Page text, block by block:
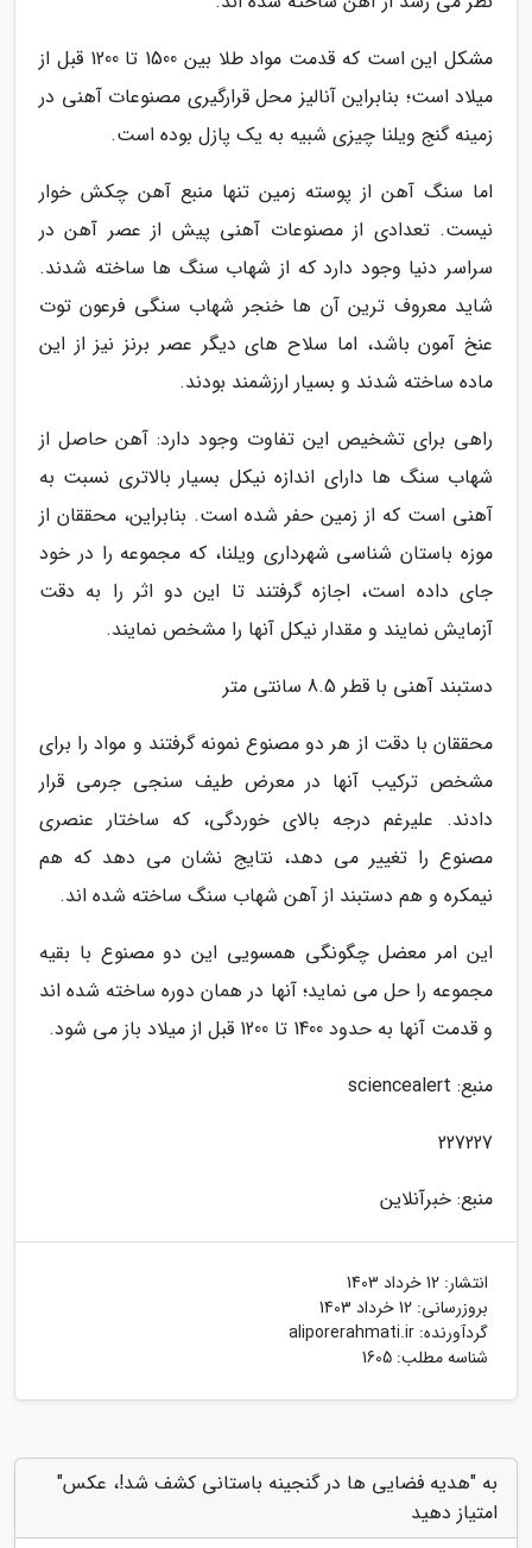
مشکل این است که قدمت مواد طلا بین 1500 تا 1200 قبل از
میلاد است؛ بنابراین آنالیز محل قرارگیری مصنوعات آهنی در
زمینه گنج ویلنا چیزی شبیه به یک پازل بوده است.
اما سنگ آهن از پوسته زمین تنها منبع آهن چکش خوار
نیست. تعدادی از مصنوعات آهنی پیش از عصر آهن در
سراسر دنیا وجود دارد که از شهاب سنگ ها ساخته شدند.
شاید معروف ترین آن ها خنجر شهاب سنگی فرعون توت
عنخ آمون باشد، اما سلاح های دیگر عصر برنز نیز از این
ماده ساخته شدند و بسیار ارزشمند بودند.
راهی برای تشخیص این تفاوت وجود دارد: آهن حاصل از
شهاب سنگ ها دارای اندازه نیکل بسیار بالاتری نسبت به
آهنی است که از زمین حفر شده است. بنابراین، محققان از
موزه باستان شناسی شهرداری ویلنا، که مجموعه را در خود
جای داده است، اجازه گرفتند تا این دو اثر را به دقت
آزمایش نمایند و مقدار نیکل آنها را مشخص نمایند.
دستبند آهنی با قطر 8.5 سانتی متر
محققان با دقت از هر دو مصنوع نمونه گرفتند و مواد را برای
مشخص ترکیب آنها در معرض طیف سنجی جرمی قرار
دادند. علیرغم درجه بالای خوردگی، که ساختار عنصری
مصنوع را تغییر می دهد، نتایج نشان می دهد که هم
نیمکره و هم دستبند از آهن شهاب سنگ ساخته شده اند.
این امر معضل چگونگی همسویی این دو مصنوع با بقیه
مجموعه را حل می نماید؛ آنها در همان دوره ساخته شده اند
و قدمت آنها به حدود 1400 تا 1200 قبل از میلاد باز می شود.
منبع: sciencealert
227227
منبع: خبرآنلاین
انتشار: 12 خرداد 1403
بروزرسانی: 12 خرداد 1403
گردآورنده: aliporerahmati.ir
شناسه مطلب: 1605
به "هدیه فضایی ها در گنجینه باستانی کشف شد!، عکس"
امتیاز دهید